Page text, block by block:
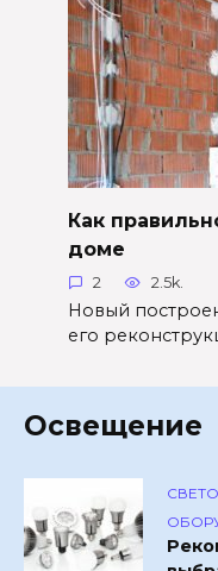
Как
доме
2 2.5k.
Новый
его
Освещение